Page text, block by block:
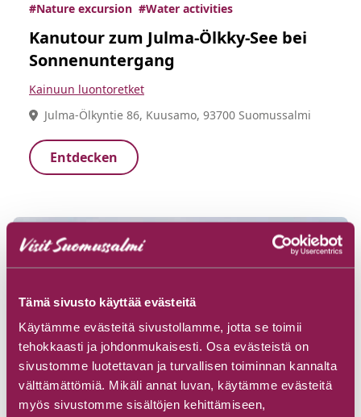
Tämä sivusto käyttää evästeitä
Käytämme evästeitä sivustollamme, jotta se toimii
tehokkaasti ja johdonmukaisesti. Osa evästeistä on
sivustomme luotettavan ja turvallisen toiminnan kannalta
välttämättömiä. Mikäli annat luvan, käytämme evästeitä
myös sivustomme sisältöjen kehittämiseen,
#Nature excursion #Water activities
Kanutour zum Julma-Ölkky-See bei
Sonnenuntergang
Kainuun luontoretket
Julma-Ölkyntie 86, Kuusamo, 93700 Suomussalmi
Entdecken